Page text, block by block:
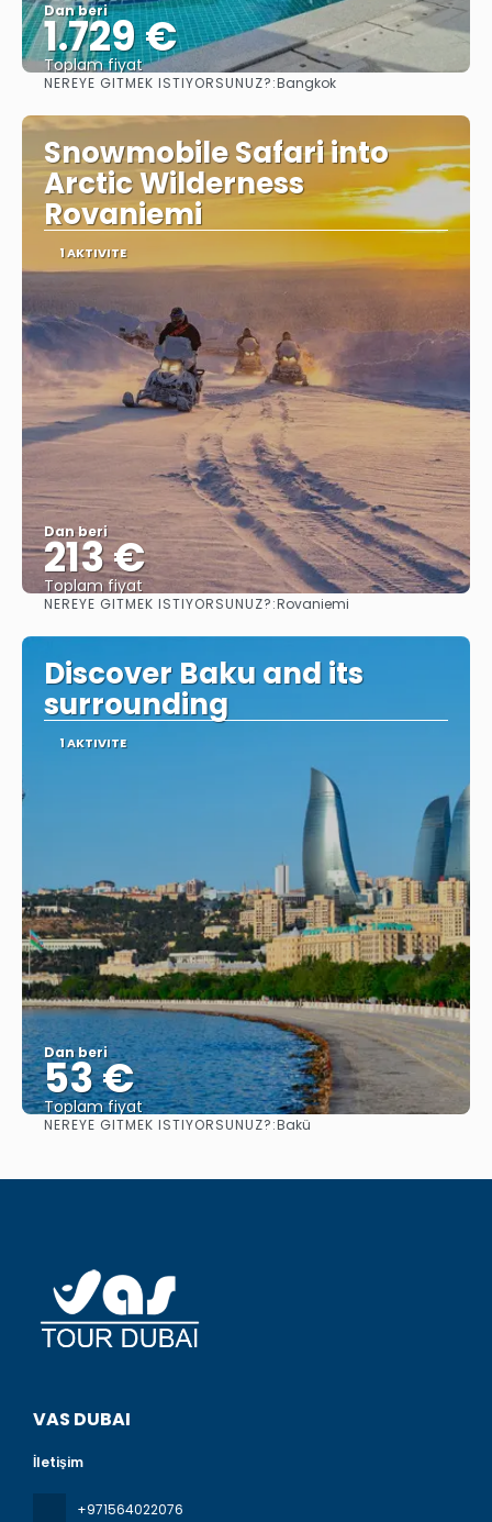
Dan beri
1.729 €
Toplam fiyat
Görüntüle
NEREYE GITMEK ISTIYORSUNUZ?:Bangkok
Snowmobile Safari into
Arctic Wilderness
Rovaniemi
1 AKTIVITE
Dan beri
213 €
Toplam fiyat
Görüntüle
NEREYE GITMEK ISTIYORSUNUZ?:Rovaniemi
Discover Baku and its
surrounding
1 AKTIVITE
Dan beri
53 €
Toplam fiyat
Görüntüle
NEREYE GITMEK ISTIYORSUNUZ?:Bakü
VAS DUBAI
İletişim
+971564022076